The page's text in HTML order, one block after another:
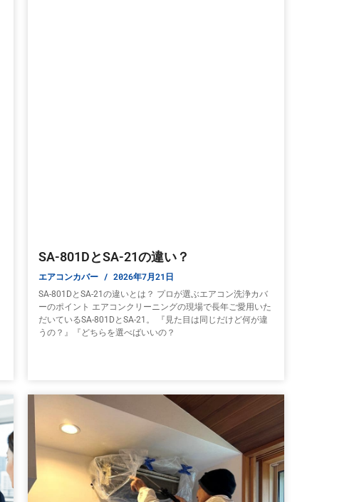
SA-801DとSA-21の違い？
エアコンカバー 2026年7月21日
SA-801DとSA-21の違いとは？ プロが選ぶエアコン洗浄カバ
ーのポイント エアコンクリーニングの現場で長年ご愛用いた
だいているSA-801DとSA-21。 『見た目は同じだけど何が違
うの？』『どちらを選べばいいの？